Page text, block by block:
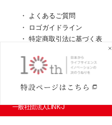
よくあるご質問
ロゴガイドライン
特定商取引法に基づく表
個人情報の取扱について
一般社団法人LINK-J